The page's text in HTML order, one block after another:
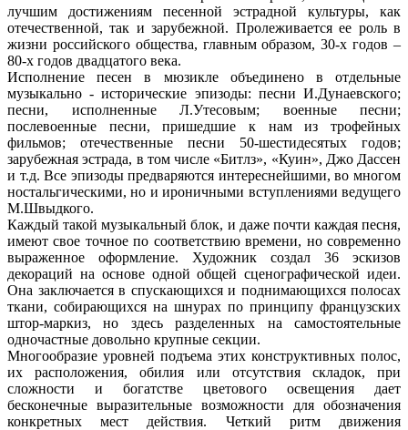
лучшим достижениям песенной эстрадной культуры, как
отечественной, так и зарубежной. Пролеживается ее роль в
жизни российского общества, главным образом, 30-х годов –
80-х годов двадцатого века.
Исполнение песен в мюзикле объединено в отдельные
музыкально - исторические эпизоды: песни И.Дунаевского;
песни, исполненные Л.Утесовым; военные песни;
послевоенные песни, пришедшие к нам из трофейных
фильмов; отечественные песни 50-шестидесятых годов;
зарубежная эстрада, в том числе «Битлз», «Куин», Джо Дассен
и т.д. Все эпизоды предваряются интереснейшими, во многом
ностальгическими, но и ироничными вступлениями ведущего
М.Швыдкого.
Каждый такой музыкальный блок, и даже почти каждая песня,
имеют свое точное по соответствию времени, но современно
выраженное оформление. Художник создал 36 эскизов
декораций на основе одной общей сценографической идеи.
Она заключается в спускающихся и поднимающихся полосах
ткани, собирающихся на шнурах по принципу французских
штор-маркиз, но здесь разделенных на самостоятельные
одночастные довольно крупные секции.
Многообразие уровней подъема этих конструктивных полос,
их расположения, обилия или отсутствия складок, при
сложности и богатстве цветового освещения дает
бесконечные выразительные возможности для обозначения
конкретных мест действия. Четкий ритм движения